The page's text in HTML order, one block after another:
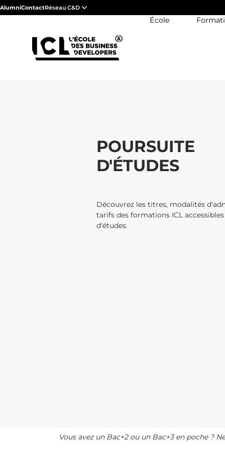
AlumniContactRéseau C&D
École
POURSUITE
D'ÉTUDES
Découvrez les titres, modalités
tarifs des formations ICL
d'études.
Vous avez un Bac+2 ou un Bac+3 en poche ?